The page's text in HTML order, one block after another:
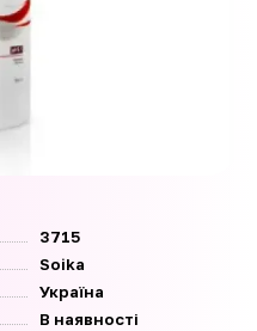
3715
Soika
Україна
В наявності